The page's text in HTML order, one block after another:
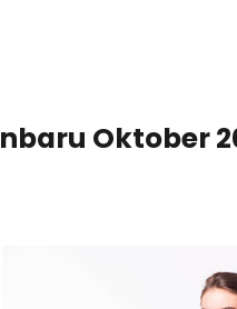
Oktober